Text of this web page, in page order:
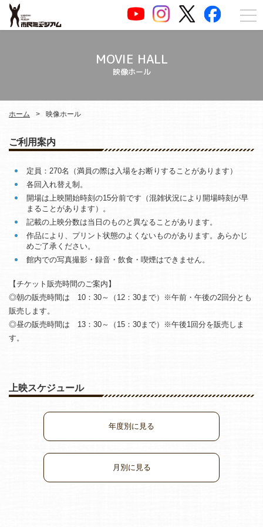
MOVIE HALL
映像ホール
ホーム 映像ホール
ご利用案内
定員：270名（満員の際は入場をお断りすることがあります）
各回入れ替え制。
開場は上映開始時刻の15分前です（混雑状況により開場時刻が早
まることがあります）。
記載の上映分数は当日のものと異なることがあります。
作品により、プリント状態のよくないものがあります。あらかじ
めご了承ください。
館内での写真撮影・録音・飲食・喫煙はできません。
【チケット販売時間のご案内】
◎朝の販売時間は 10：30～（12：30まで）※午前・午後の2回分とも
販売します。
◎昼の販売時間は 13：30～（15：30まで）※午後1回分を販売しま
す。
上映スケジュール
年度別に見る
月別に見る